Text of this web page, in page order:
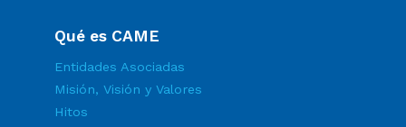
Qué es CAME
Entidades Asociadas
Misión, Visión y Valores
Hitos